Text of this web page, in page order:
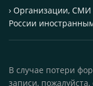
› Организации,
России
В случае потери
записи,